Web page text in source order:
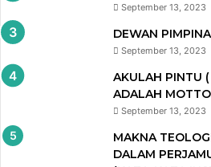
September 13, 2023
DEWAN
September 13, 2023
AKULAH PINTU
ADALAH
September 13, 2023
MAKNA
DALAM